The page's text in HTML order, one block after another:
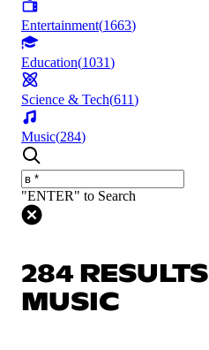
Entertainment(1663)
Education(1031)
Science & Tech(611)
Music(284)
"ENTER" to Search
284
MUSIC